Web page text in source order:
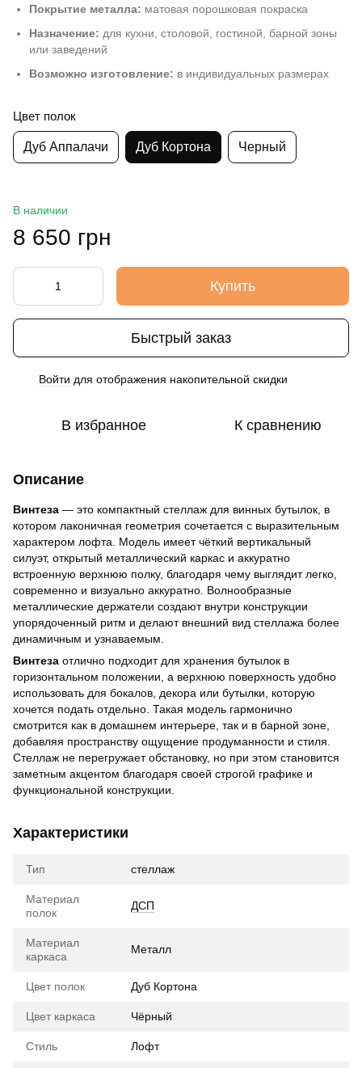
Покрытие металла: матовая порошковая покраска
Назначение: для кухни, столовой, гостиной, барной зоны
или заведений
Возможно изготовление: в индивидуальных размерах
Цвет полок
Дуб Аппалачи Дуб Кортона Черный
В наличии
8 650 грн
Купить
Быстрый заказ
Войти для отображения накопительной скидки
В избранное К сравнению
Описание
Винтеза — это компактный стеллаж для винных бутылок, в
котором лаконичная геометрия сочетается с выразительным
характером лофта. Модель имеет чёткий вертикальный
силуэт, открытый металлический каркас и аккуратно
встроенную верхнюю полку, благодаря чему выглядит легко,
современно и визуально аккуратно. Волнообразные
металлические держатели создают внутри конструкции
упорядоченный ритм и делают внешний вид стеллажа более
динамичным и узнаваемым.
Винтеза отлично подходит для хранения бутылок в
горизонтальном положении, а верхнюю поверхность удобно
использовать для бокалов, декора или бутылки, которую
хочется подать отдельно. Такая модель гармонично
смотрится как в домашнем интерьере, так и в барной зоне,
добавляя пространству ощущение продуманности и стиля.
Стеллаж не перегружает обстановку, но при этом становится
заметным акцентом благодаря своей строгой графике и
функциональной конструкции.
Характеристики
Тип стеллаж
Материал
полок
ДСП
Материал
каркаса
Металл
Цвет полок Дуб Кортона
Цвет каркаса Чёрный
Стиль Лофт